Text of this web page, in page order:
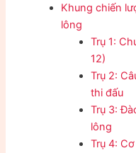
Khung chiến
lông
Trụ 1:
12)
Trụ 2:
thi đấu
Trụ 3:
lông
Trụ 4: